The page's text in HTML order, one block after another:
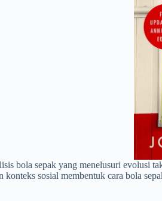
bola sepak yang menelusuri evolusi
konteks sosial membentuk cara bola